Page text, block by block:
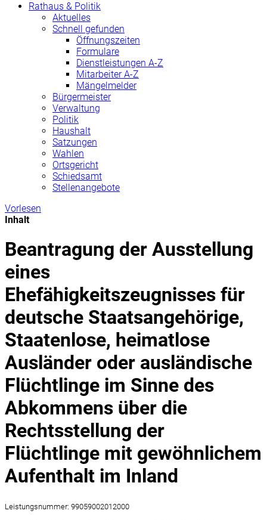
Rathaus & Politik
Aktuelles
Schnell gefunden
Öffnungszeiten
Formulare
Dienstleistungen A-Z
Mitarbeiter A-Z
Mängelmelder
Bürgermeister
Verwaltung
Politik
Haushalt
Satzungen
Wahlen
Ortsgericht
Schiedsamt
Stellenangebote
Vorlesen
Inhalt
Beantragung der Ausstellung
eines
Ehefähigkeitszeugnisses für
deutsche Staatsangehörige,
Staatenlose, heimatlose
Ausländer oder ausländische
Flüchtlinge im Sinne des
Abkommens über die
Rechtsstellung der
Flüchtlinge mit gewöhnlichem
Aufenthalt im Inland
Leistungsnummer: 99059002012000